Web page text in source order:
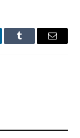
Tumblr Email